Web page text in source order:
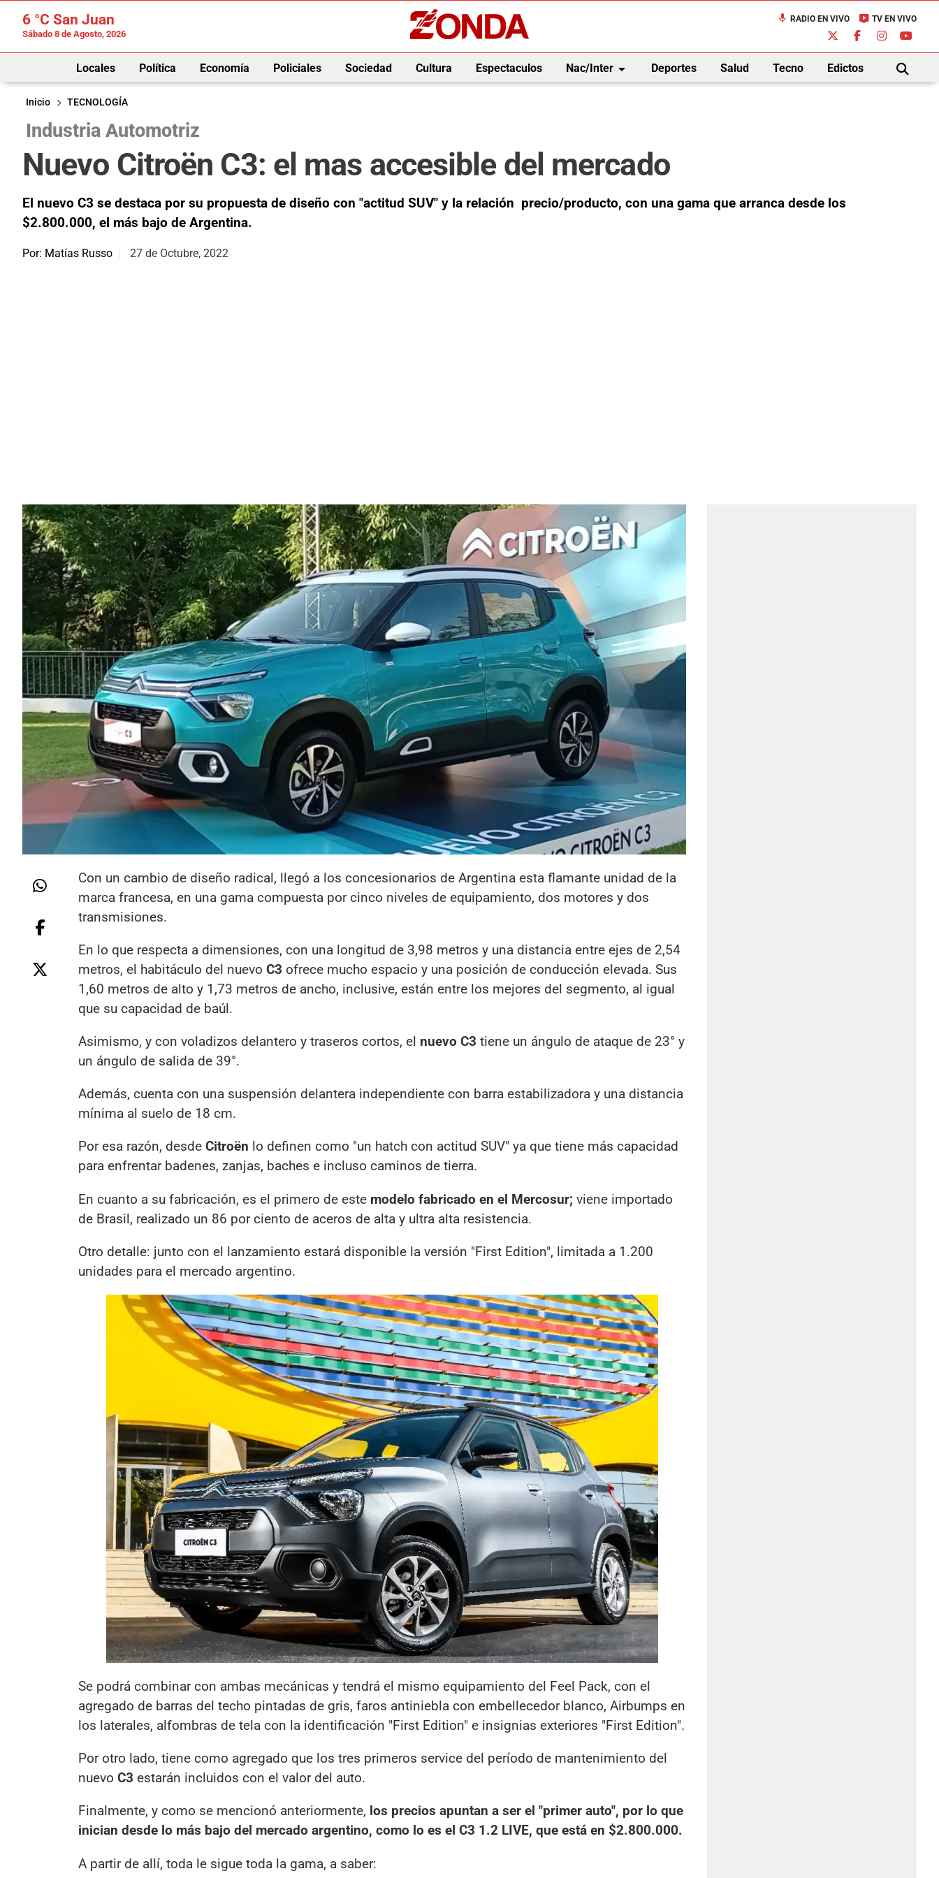
6 °C San Juan
Sábado 8 de Agosto, 2026
mic RADIO EN VIVO live_tv TV EN VIVO
Locales Política Economía Policiales Sociedad Cultura Espectaculos Nac/Interarrow_drop_down Deportes Salud Tecno Edictos
BUSCAR
Inicio
TECNOLOGÍA
Industria Automotriz
Nuevo Citroën C3: el mas accesible del mercado
El nuevo C3 se destaca por su propuesta de diseño con "actitud SUV" y la relación precio/producto, con una gama que arranca desde los
$2.800.000, el más bajo de Argentina.
Por: Matías Russo 27 de Octubre, 2022
Con un cambio de diseño radical, llegó a los concesionarios de Argentina esta flamante unidad de la
marca francesa, en una gama compuesta por cinco niveles de equipamiento, dos motores y dos
transmisiones.
En lo que respecta a dimensiones, con una longitud de 3,98 metros y una distancia entre ejes de 2,54
metros, el habitáculo del nuevo C3 ofrece mucho espacio y una posición de conducción elevada. Sus
1,60 metros de alto y 1,73 metros de ancho, inclusive, están entre los mejores del segmento, al igual
que su capacidad de baúl.
Asimismo, y con voladizos delantero y traseros cortos, el nuevo C3 tiene un ángulo de ataque de 23° y
un ángulo de salida de 39°.
Además, cuenta con una suspensión delantera independiente con barra estabilizadora y una distancia
mínima al suelo de 18 cm.
Por esa razón, desde Citroën lo definen como "un hatch con actitud SUV" ya que tiene más capacidad
para enfrentar badenes, zanjas, baches e incluso caminos de tierra.
En cuanto a su fabricación, es el primero de este modelo fabricado en el Mercosur; viene importado
de Brasil, realizado un 86 por ciento de aceros de alta y ultra alta resistencia.
Otro detalle: junto con el lanzamiento estará disponible la versión "First Edition", limitada a 1.200
unidades para el mercado argentino.
Se podrá combinar con ambas mecánicas y tendrá el mismo equipamiento del Feel Pack, con el
agregado de barras del techo pintadas de gris, faros antiniebla con embellecedor blanco, Airbumps en
los laterales, alfombras de tela con la identificación "First Edition" e insignias exteriores "First Edition".
Por otro lado, tiene como agregado que los tres primeros service del período de mantenimiento del
nuevo C3 estarán incluidos con el valor del auto.
Finalmente, y como se mencionó anteriormente, los precios apuntan a ser el "primer auto", por lo que
inician desde lo más bajo del mercado argentino, como lo es el C3 1.2 LIVE, que está en $2.800.000.
A partir de allí, toda le sigue toda la gama, a saber: